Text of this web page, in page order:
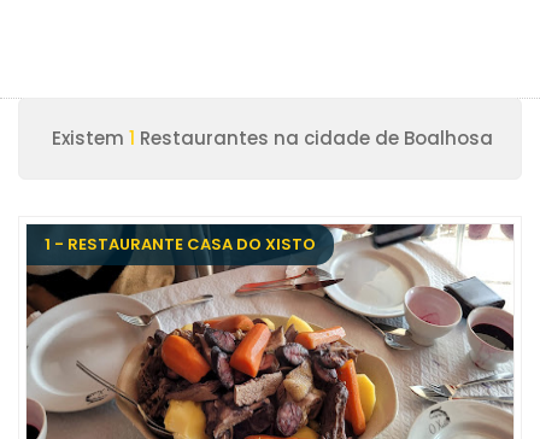
Existem 1 Restaurantes na cidade de Boalhosa
1 - RESTAURANTE CASA DO XISTO